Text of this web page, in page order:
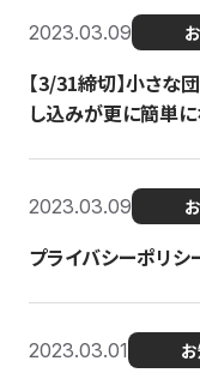
2023.03.09
【3/31締切】小さ
し込みが更に簡単に
2023.03.09
プライバシーポリ
2023.03.01